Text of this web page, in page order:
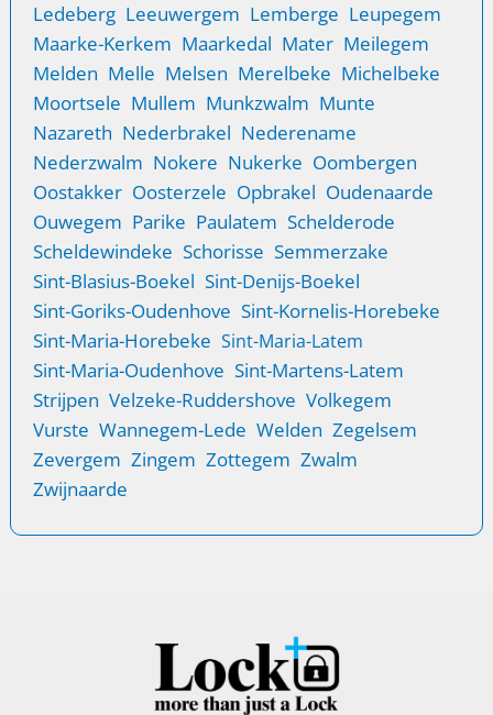
Ledeberg Leeuwergem Lemberge Leupegem
Maarke-Kerkem Maarkedal Mater Meilegem
Melden Melle Melsen Merelbeke Michelbeke
Moortsele Mullem Munkzwalm Munte
Nazareth Nederbrakel Nederename
Nederzwalm Nokere Nukerke Oombergen
Oostakker Oosterzele Opbrakel Oudenaarde
Ouwegem Parike Paulatem Schelderode
Scheldewindeke Schorisse Semmerzake
Sint-Blasius-Boekel Sint-Denijs-Boekel
Sint-Goriks-Oudenhove Sint-Kornelis-Horebeke
Sint-Maria-Horebeke Sint-Maria-Latem
Sint-Maria-Oudenhove Sint-Martens-Latem
Strijpen Velzeke-Ruddershove Volkegem
Vurste Wannegem-Lede Welden Zegelsem
Zevergem Zingem Zottegem Zwalm
Zwijnaarde